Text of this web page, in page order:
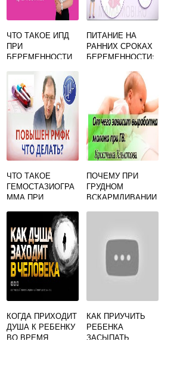
ЧТО ТАКОЕ ИПД
ПРИ
БЕРЕМЕННОСТИ
ПИТАНИЕ НА
РАННИХ СРОКАХ
БЕРЕМЕННОСТИ:
КУШАТЬ, МЕНЮ
НА НЕДЕЛЮ
ЧТО ТАКОЕ
ГЕМОСТАЗИОГРА
ММА ПРИ
ПОЧЕМУ ПРИ
ГРУДНОМ
ВСКАРМЛИВАНИИ
КОГДА ПРИХОДИТ
ДУША К РЕБЕНКУ
ВО ВРЕМЯ
КАК ПРИУЧИТЬ
РЕБЕНКА
ЗАСЫПАТЬ